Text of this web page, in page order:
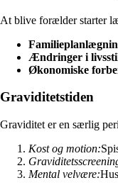
At blive forælder starter
Ændringer i
Økonomiske
Graviditetstiden
Graviditet er en særlig
Kost og motion:
Mental velvære: